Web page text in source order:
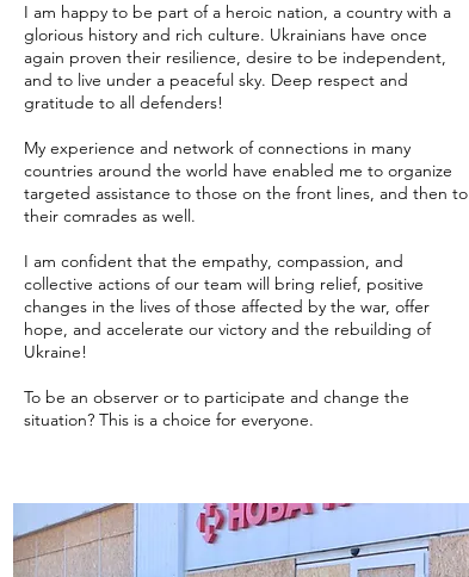
I am happy to be part of a heroic nation, a country with a
glorious history and rich culture. Ukrainians have once
again proven their resilience, desire to be independent,
and to live under a peaceful sky. Deep respect and
gratitude to all defenders!
My experience and network of connections in many
countries around the world have enabled me to organize
targeted assistance to those on the front lines, and then to
their comrades as well.
I am confident that the empathy, compassion, and
collective actions of our team will bring relief, positive
changes in the lives of those affected by the war, offer
hope, and accelerate our victory and the rebuilding of
Ukraine!
To be an observer or to participate and change the
situation? This is a choice for everyone.